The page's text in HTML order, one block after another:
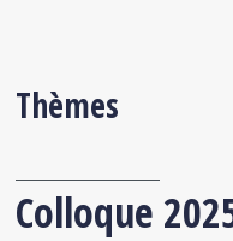
Thèmes
Colloque